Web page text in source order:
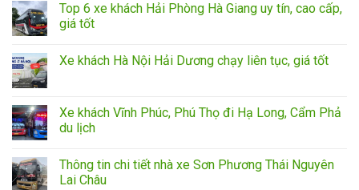
Top 6 xe khách Hải Phòng Hà Giang uy tín, cao cấp,
giá tốt
Xe khách Hà Nội Hải Dương chạy liên tục, giá tốt
Xe khách Vĩnh Phúc, Phú Thọ đi Hạ Long, Cẩm Phả
du lịch
Thông tin chi tiết nhà xe Sơn Phương Thái Nguyên
Lai Châu